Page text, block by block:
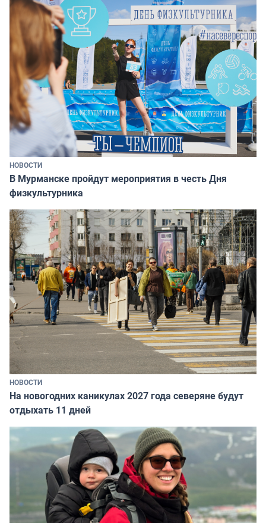
НОВОСТИ
В Мурманске пройдут мероприятия в честь Дня
физкультурника
НОВОСТИ
На новогодних каникулах 2027 года северяне будут
отдыхать 11 дней